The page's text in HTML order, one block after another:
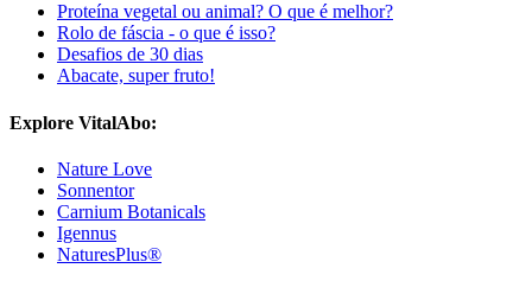
Proteína vegetal ou animal? O que é melhor?
Rolo de fáscia - o que é isso?
Desafios de 30 dias
Abacate, super fruto!
Explore VitalAbo:
Nature Love
Sonnentor
Carnium Botanicals
Igennus
NaturesPlus®